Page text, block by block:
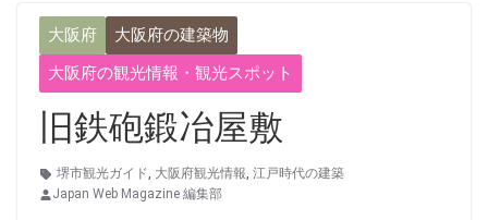
大阪府
大阪府の建築物
大阪府の観光情報・観光スポット
旧鉄砲鍛冶屋敷
堺市観光ガイド, 大阪府観光情報, 江戸時代の建築
Japan Web Magazine 編集部